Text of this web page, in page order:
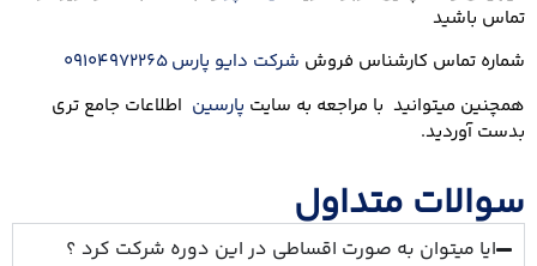
تماس باشید
شماره تماس کارشناس فروش شرکت دایو پارس 09104972265
همچنین میتوانید با مراجعه به سایت پارسین اطلاعات جامع تری
بدست آوردید.
سوالات متداول
ایا میتوان به صورت اقساطی در این دوره شرکت کرد ؟